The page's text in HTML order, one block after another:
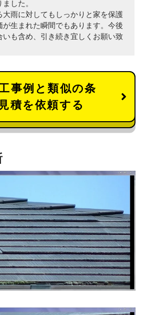
した。
雨に対してもしっかりと家を保護
生まれた瞬間でもあります。今後
も含め、引き続き宜しくお願い致
事例と類似の条
積を依頼する